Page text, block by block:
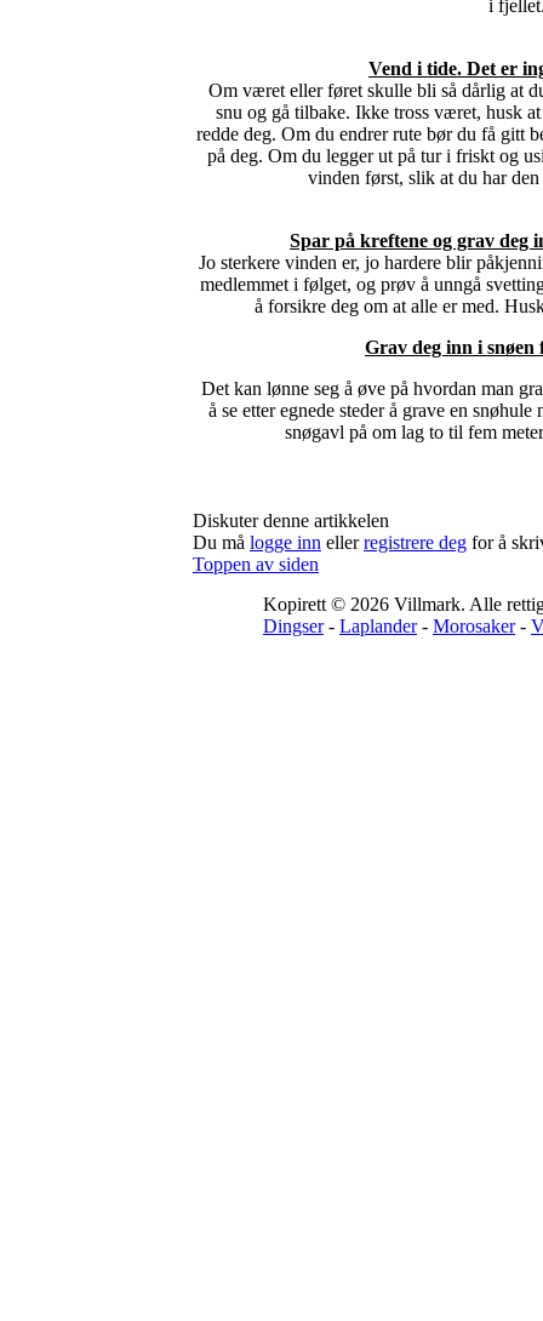
i
Vend i tide. Det er
Om været eller føret skulle bli så dårlig at
snu og gå tilbake. Ikke tross været, husk
redde deg. Om du endrer rute bør du få gitt
på deg. Om du legger ut på tur i friskt og
vinden først, slik at du har
Spar på kreftene og grav deg
Jo sterkere vinden er, jo hardere blir
medlemmet i følget, og prøv å unngå
å forsikre deg om at alle er med.
Grav deg inn i
Det kan lønne seg å øve på hvordan man
å se etter egnede steder å grave en
snøgavl på om lag to til fem
Diskuter denne artikkelen
Du må logge inn ellerregistrere deg for å
Toppen av siden
Kopirett © 2026 Villmark. Alle
Dingser- Laplander- Morosaker-